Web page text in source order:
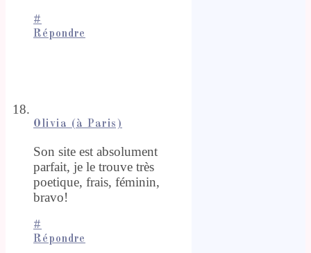
#
Répondre
Olivia (à Paris)
Son site est absolument
parfait, je le trouve très
poetique, frais, féminin,
bravo!
#
Répondre